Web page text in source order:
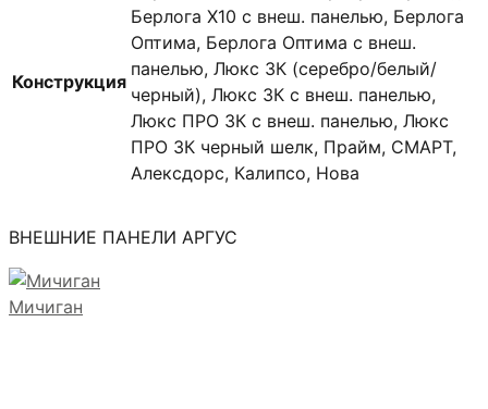
Конструкция
Берлога X10 с внеш. панелью, Берлога
Оптима, Берлога Оптима с внеш.
панелью, Люкс 3К (серебро/белый/
черный), Люкс 3К с внеш. панелью,
Люкс ПРО 3К с внеш. панелью, Люкс
ПРО 3К черный шелк, Прайм, СМАРТ,
Алексдорс, Калипсо, Нова
ВНЕШНИЕ ПАНЕЛИ АРГУС
Мичиган